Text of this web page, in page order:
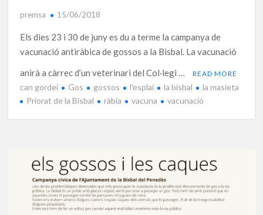
premsa 15/06/2018
Els dies 23 i 30 de juny es du a terme la campanya de
vacunació antiràbica de gossos a la Bisbal. La vacunació
anirà a càrrec d’un veterinari del Col·legi …
READ MORE
can gordei Gos gossos l'esplai la bisbal
la masieta
Priorat de la Bisbal
ràbia vacuna vacunació